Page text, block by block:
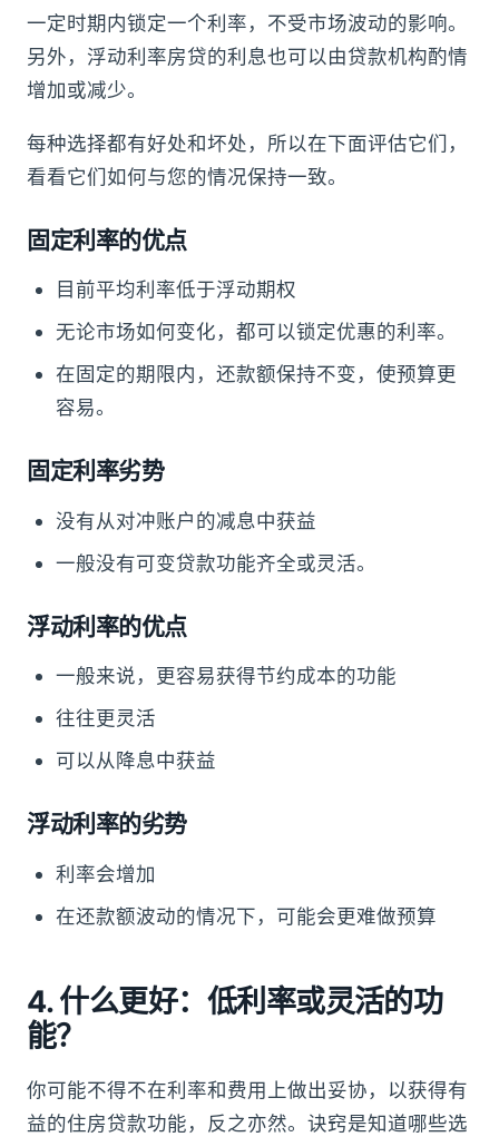
一定时期内锁定一个利率，不受市场波动的影响。
另外，浮动利率房贷的利息也可以由贷款机构酌情
增加或减少。
每种选择都有好处和坏处，所以在下面评估它们，
看看它们如何与您的情况保持一致。
固定利率的优点
目前平均利率低于浮动期权
无论市场如何变化，都可以锁定优惠的利率。
在固定的期限内，还款额保持不变，使预算更
容易。
固定利率劣势
没有从对冲账户的减息中获益
一般没有可变贷款功能齐全或灵活。
浮动利率的优点
一般来说，更容易获得节约成本的功能
往往更灵活
可以从降息中获益
浮动利率的劣势
利率会增加
在还款额波动的情况下，可能会更难做预算
4. 什么更好：低利率或灵活的功
能？
你可能不得不在利率和费用上做出妥协，以获得有
益的住房贷款功能，反之亦然。诀窍是知道哪些选